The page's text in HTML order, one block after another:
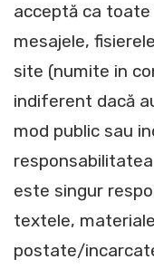
acceptă ca
mesajele,
site (numite in
indiferent dacă
mod public sau
este singur
textele,
postate/